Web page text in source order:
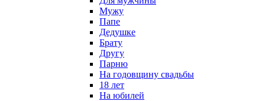
Мужу
Папе
Дедушке
Брату
Другу
Парню
На годовщину свадьбы
18 лет
На юбилей